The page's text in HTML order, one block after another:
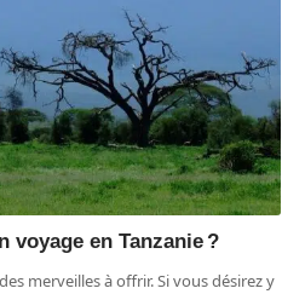
voyage en Tanzanie ?
merveilles à offrir. Si vous désirez y